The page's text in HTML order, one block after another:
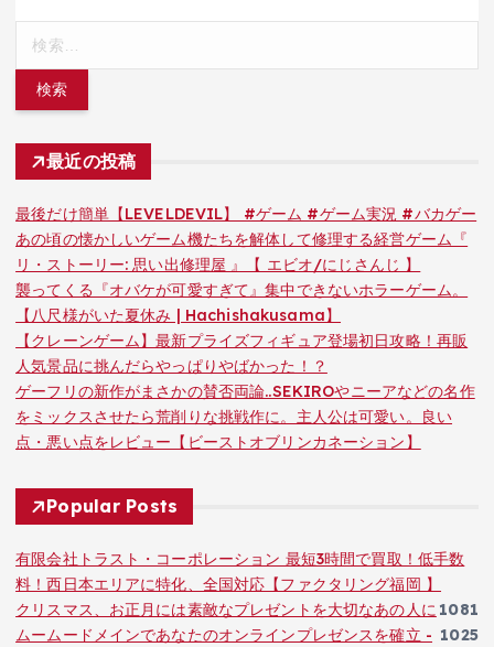
最近の投稿
最後だけ簡単【LEVELDEVIL】 #ゲーム #ゲーム実況 #バカゲー
あの頃の懐かしいゲーム機たちを解体して修理する経営ゲーム『
リ・ストーリー: 思い出修理屋 』【 エビオ/にじさんじ 】
襲ってくる『オバケが可愛すぎて』集中できないホラーゲーム。
【八尺様がいた夏休み | Hachishakusama】
【クレーンゲーム】最新プライズフィギュア登場初日攻略！再販
人気景品に挑んだらやっぱりやばかった！？
ゲーフリの新作がまさかの賛否両論..SEKIROやニーアなどの名作
をミックスさせたら荒削りな挑戦作に。主人公は可愛い。良い
点・悪い点をレビュー【ビーストオブリンカネーション】
Popular Posts
有限会社トラスト・コーポレーション 最短3時間で買取！低手数
料！西日本エリアに特化、全国対応【ファクタリング福岡 】
1081
クリスマス、お正月には素敵なプレゼントを大切なあの人に
1025
ムームードメインであなたのオンラインプレゼンスを確立 -